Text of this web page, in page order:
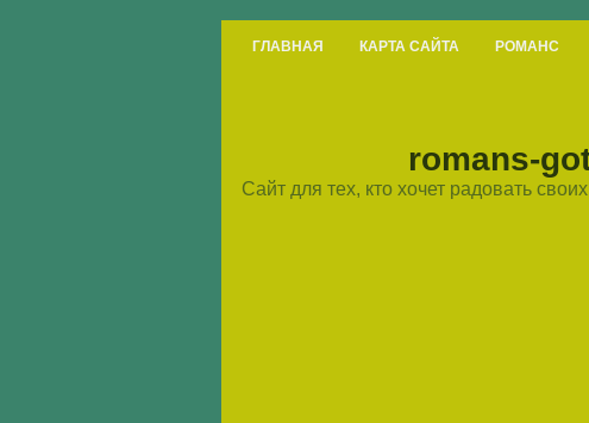
ГЛАВНАЯ КАРТА САЙТА РОМАНС
romans-
Сайт для тех, кто хочет радовать